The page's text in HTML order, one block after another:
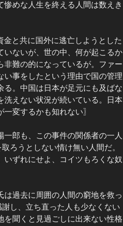
めな人生を終える人間は数えき
と共に国外に逃亡しようとした
いないが、世の中、何が起こるか
難の的になっているが。ファー
い事をしたという理由で国の管理
。中国は日本が足元にも及ばな
洗えない状況が続いている。日本
変するかも知れない〗
郎も、この事件の関係者の一人
ろうとしない情け無い人間だ。
ずれにせよ、コイツもろくな奴
は過去に周囲の人間の窮地を救っ
し、立ち直った人も少なくない
聞くと見過ごしに出来ない性格